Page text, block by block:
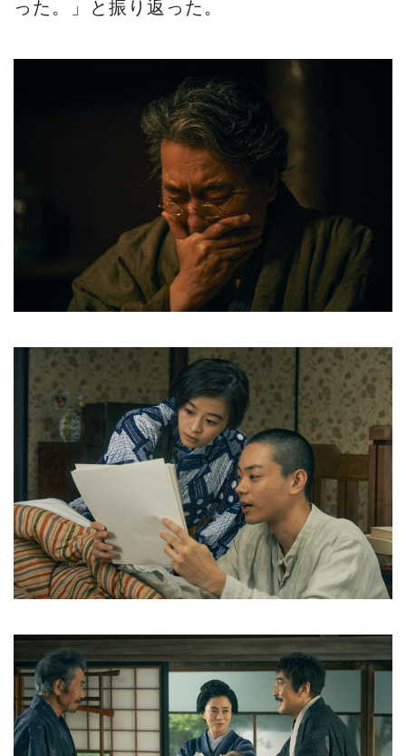
った。」と振り返った。